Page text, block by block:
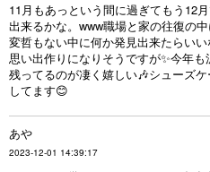
11月もあっという間に過ぎてもう12
出来るかな。www職場と家の往復の
変哲もない中に何か発見出来たらい
思い出作りになりそうですが✨今年
残ってるのが凄く嬉しい🎶シューズ
してます😊
あや
2023-12-01 14:39:17